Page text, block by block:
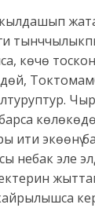
көчө
ити экөөнү
небак эле